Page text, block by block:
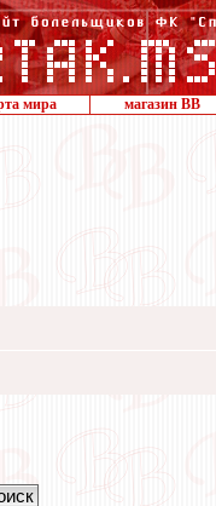
мира магазин ВВ